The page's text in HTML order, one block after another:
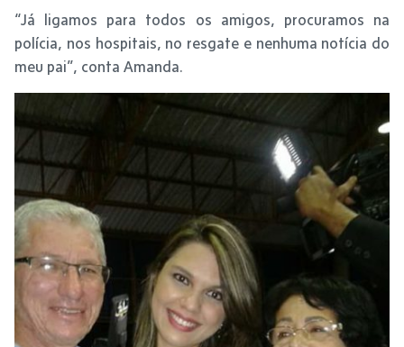
“Já ligamos para todos os amigos, procuramos na
polícia, nos hospitais, no resgate e nenhuma notícia do
meu pai”, conta Amanda.